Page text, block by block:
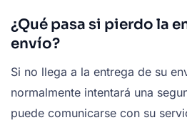
¿Qué pasa si pierdo la
envío?
Si no llega a la entrega de su
normalmente intentará una
puede comunicarse con su